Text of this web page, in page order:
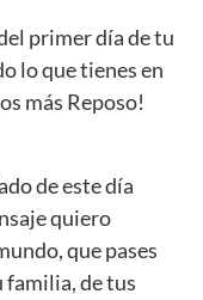
primer día de tu
lo que tienes en
más Reposo!
de este día
quiero
que pases
familia, de tus